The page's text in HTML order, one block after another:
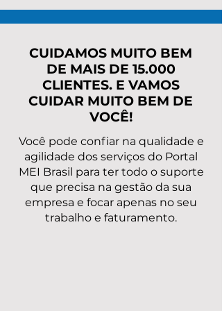
Entenda valores, taxas
e o melhor caminho
para regularizar
CUIDAMOS MUITO BEM
DE MAIS DE 15.000
CLIENTES. E VAMOS
CUIDAR MUITO BEM DE
VOCÊ!
Você pode confiar na qualidade e
agilidade dos serviços do Portal
MEI Brasil para ter todo o suporte
que precisa na gestão da sua
empresa e focar apenas no seu
trabalho e faturamento.